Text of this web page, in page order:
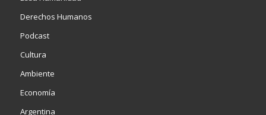
Derechos Humanos
Podcast
Cultura
Ambiente
Economía
Argentina